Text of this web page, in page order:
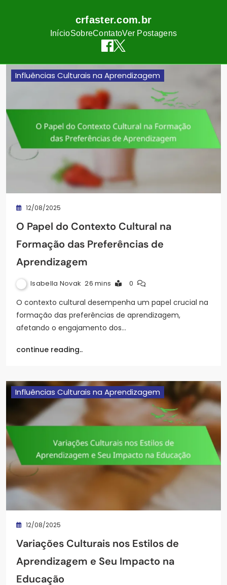
crfaster.com.br
InícioSobreContatoVer Postagens
Skip
Influências Culturais na Aprendizagem
12/08/2025
O Papel do Contexto Cultural na
Formação das Preferências de
Aprendizagem
Isabella Novak 26 mins 0
O contexto cultural desempenha um papel crucial na
formação das preferências de aprendizagem,
afetando o engajamento dos…
continue reading..
Influências Culturais na Aprendizagem
12/08/2025
Variações Culturais nos Estilos de
Aprendizagem e Seu Impacto na
Educação